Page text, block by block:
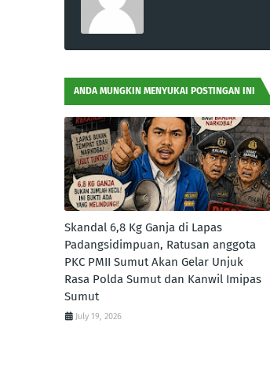
ANDA MUNGKIN MENYUKAI POSTINGAN INI
Skandal 6,8 Kg Ganja di Lapas
Padangsidimpuan, Ratusan anggota
PKC PMII Sumut Akan Gelar Unjuk
Rasa Polda Sumut dan Kanwil Imipas
Sumut
July 19, 2026